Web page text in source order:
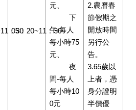
：30
05：20~11：30
元、
下
午-每人
每小時75
元、
夜
間-每人
每小時10
0元
2.農曆春
節假期之
開放時間
另行公
告。
3.65歲以
上者，憑
身分證明
半價優